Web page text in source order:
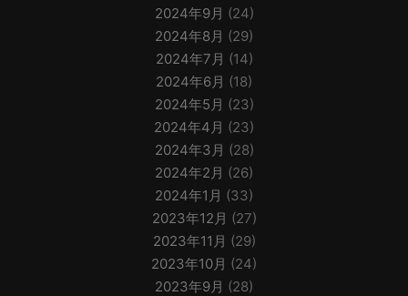
2024年9月 (24)
2024年8月 (29)
2024年7月 (14)
2024年6月 (18)
2024年5月 (23)
2024年4月 (23)
2024年3月 (28)
2024年2月 (26)
2024年1月 (33)
2023年12月 (27)
2023年11月 (29)
2023年10月 (24)
2023年9月 (28)